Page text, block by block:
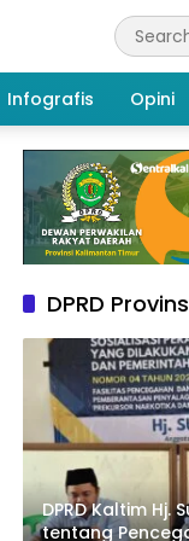
Infografis Opini
DPRD
DPRD Kaltim Hj.
tentang